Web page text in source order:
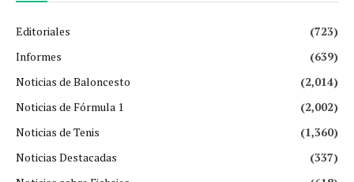
Editoriales
(723)
Informes
(639)
Noticias de Baloncesto
(2,014)
Noticias de Fórmula 1
(2,002)
Noticias de Tenis
(1,360)
Noticias Destacadas
(337)